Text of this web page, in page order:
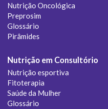
Nutrição Oncológica
Preprosim
Glossário
Pirâmides
Nutrição em Consultório
Nutrição esportiva
Fitoterapia
Saúde da Mulher
Glossário